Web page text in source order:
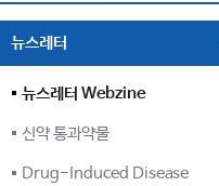
뉴스레터
뉴스레터 Webzine
신약 통과약물
Drug-Induced Disease